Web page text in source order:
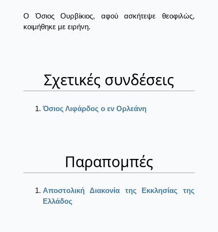
Ο Όσιος Ουρβίκιος, αφού ασκήτεψε θεοφιλώς,
κοιμήθηκε με ειρήνη.
Σχετικές συνδέσεις
Όσιος Λιφάρδος ο εν Ορλεάνη
Παραπομπές
Αποστολική Διακονία της Εκκλησίας της
Ελλάδος